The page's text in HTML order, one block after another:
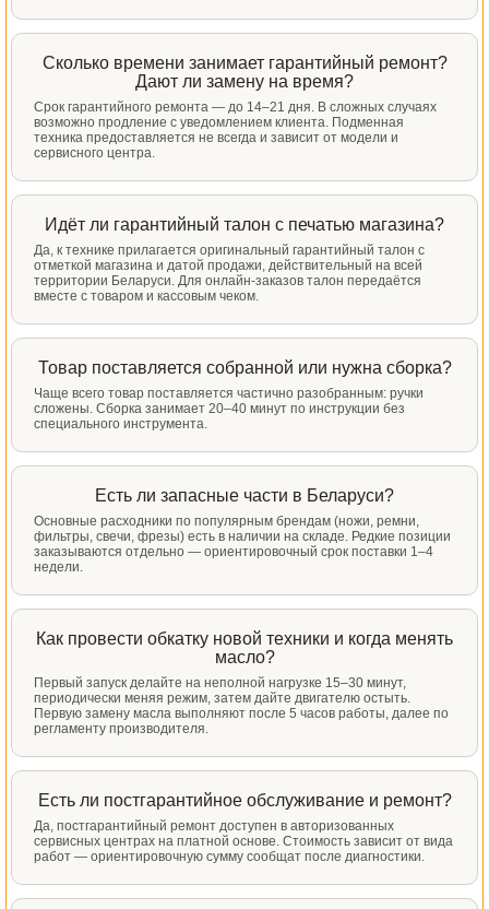
Сколько времени занимает гарантийный ремонт?
Дают ли замену на время?
Срок гарантийного ремонта — до 14–21 дня. В сложных случаях
возможно продление с уведомлением клиента. Подменная
техника предоставляется не всегда и зависит от модели и
сервисного центра.
Идёт ли гарантийный талон с печатью магазина?
Да, к технике прилагается оригинальный гарантийный талон с
отметкой магазина и датой продажи, действительный на всей
территории Беларуси. Для онлайн-заказов талон передаётся
вместе с товаром и кассовым чеком.
Товар поставляется собранной или нужна сборка?
Чаще всего товар поставляется частично разобранным: ручки
сложены. Сборка занимает 20–40 минут по инструкции без
специального инструмента.
Есть ли запасные части в Беларуси?
Основные расходники по популярным брендам (ножи, ремни,
фильтры, свечи, фрезы) есть в наличии на складе. Редкие позиции
заказываются отдельно — ориентировочный срок поставки 1–4
недели.
Как провести обкатку новой техники и когда менять
масло?
Первый запуск делайте на неполной нагрузке 15–30 минут,
периодически меняя режим, затем дайте двигателю остыть.
Первую замену масла выполняют после 5 часов работы, далее по
регламенту производителя.
Есть ли постгарантийное обслуживание и ремонт?
Да, постгарантийный ремонт доступен в авторизованных
сервисных центрах на платной основе. Стоимость зависит от вида
работ — ориентировочную сумму сообщат после диагностики.